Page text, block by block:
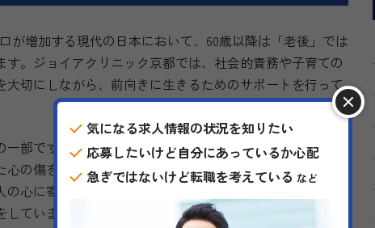
が増加する現代の日本において、60歳以降は「老後」では
。ジョイアクリニック京都では、社会的責務や子育ての
切にしながら、前向きに生きるためのサポートを行って
部です。老化や事故による変化で不安や喪失感を感じる
の傷を癒し、自分らしさを取り戻す手助けをします。ジ
心に寄り添い、加齢による変化や傷跡を治療すること
ています。
気になる求人情報の状況を知りたい
応募したいけど自分にあっているか心配
急ぎではないけど転職を考えている など